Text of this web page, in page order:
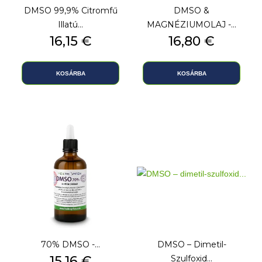
DMSO 99,9% Citromfű
Illatú...
Ár
16,15 €
KOSÁRBA
DMSO &
MAGNÉZIUMOLAJ -...
Ár
16,80 €
KOSÁRBA
70% DMSO -...
DMSO – Dimetil-
Szulfoxid...